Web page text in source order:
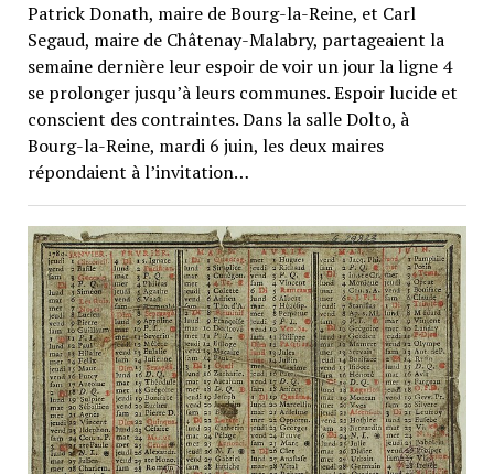
Patrick Donath, maire de Bourg-la-Reine, et Carl
Segaud, maire de Châtenay-Malabry, partageaient la
semaine dernière leur espoir de voir un jour la ligne 4
se prolonger jusqu’à leurs communes. Espoir lucide et
conscient des contraintes. Dans la salle Dolto, à
Bourg-la-Reine, mardi 6 juin, les deux maires
répondaient à l’invitation…